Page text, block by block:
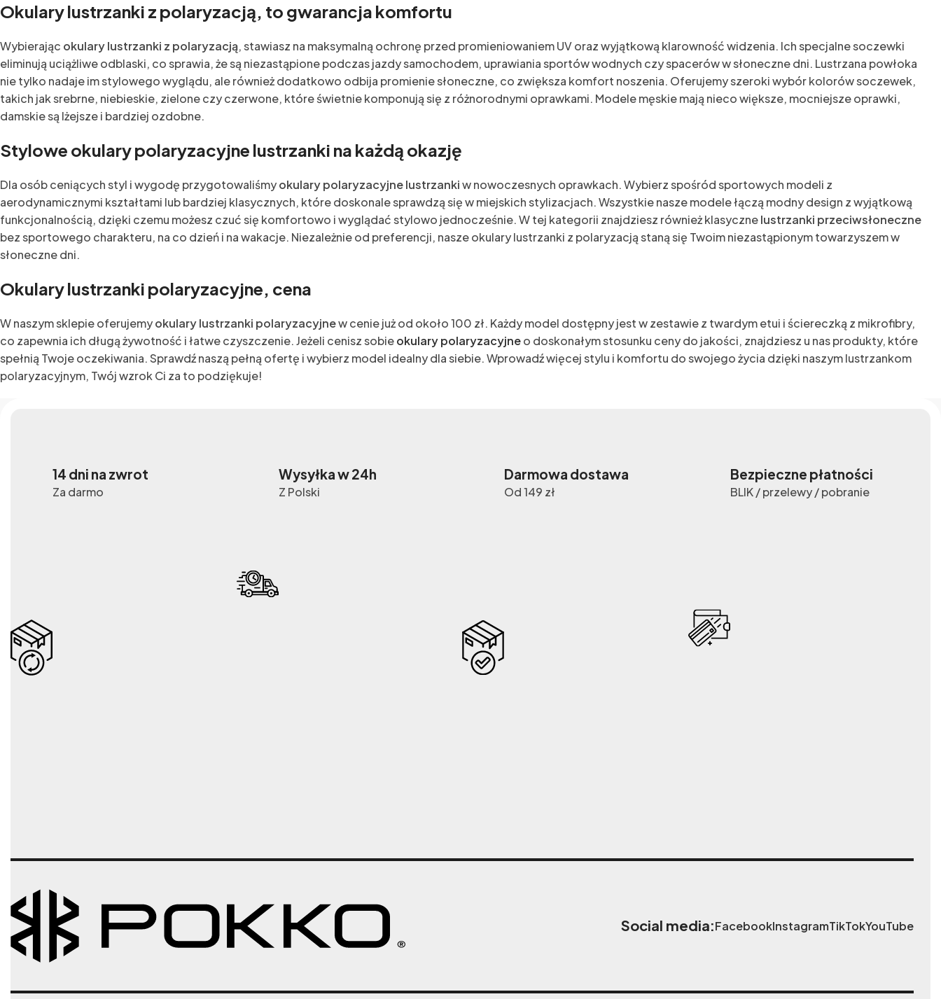
Okulary lustrzanki z polaryzacją, to gwarancja komfortu
Wybierając okulary lustrzanki z polaryzacją, stawiasz na maksymalną ochronę przed promieniowaniem UV oraz wyjątkową klarowność widzenia. Ich specjalne soczewki
eliminują uciążliwe odblaski, co sprawia, że są niezastąpione podczas jazdy samochodem, uprawiania sportów wodnych czy spacerów w słoneczne dni. Lustrzana powłoka
nie tylko nadaje im stylowego wyglądu, ale również dodatkowo odbija promienie słoneczne, co zwiększa komfort noszenia. Oferujemy szeroki wybór kolorów soczewek,
takich jak srebrne, niebieskie, zielone czy czerwone, które świetnie komponują się z różnorodnymi oprawkami. Modele męskie mają nieco większe, mocniejsze oprawki,
damskie są lżejsze i bardziej ozdobne.
Stylowe okulary polaryzacyjne lustrzanki na każdą okazję
Dla osób ceniących styl i wygodę przygotowaliśmyokulary polaryzacyjne lustrzankiw nowoczesnych oprawkach. Wybierz spośród sportowych modeli z
aerodynamicznymi kształtami lub bardziej klasycznych, które doskonale sprawdzą się w miejskich stylizacjach. Wszystkie nasze modele łączą modny design z wyjątkową
funkcjonalnością, dzięki czemu możesz czuć się komfortowo i wyglądać stylowo jednocześnie. W tej kategorii znajdziesz również klasycznelustrzanki przeciwsłoneczne
bez sportowego charakteru, na co dzień i na wakacje. Niezależnie od preferencji, nasze okulary lustrzanki z polaryzacją staną się Twoim niezastąpionym towarzyszem w
słoneczne dni.
Okulary lustrzanki polaryzacyjne, cena
W naszym sklepie oferujemyokulary lustrzanki polaryzacyjnew cenie już od około 100 zł. Każdy model dostępny jest w zestawie z twardym etui i ściereczką z mikrofibry,
co zapewnia ich długą żywotność i łatwe czyszczenie. Jeżeli cenisz sobieokulary polaryzacyjneo doskonałym stosunku ceny do jakości, znajdziesz u nas produkty, które
spełnią Twoje oczekiwania. Sprawdź naszą pełną ofertę i wybierz model idealny dla siebie. Wprowadź więcej stylu i komfortu do swojego życia dzięki naszym lustrzankom
polaryzacyjnym, Twój wzrok Ci za to podziękuje!
14 dni na zwrot
Za darmo
Wysyłka w 24h
Z Polski
Darmowa dostawa
Od 149 zł
Bezpieczne płatności
BLIK / przelewy / pobranie
Social media:FacebookInstagramTikTokYouTube